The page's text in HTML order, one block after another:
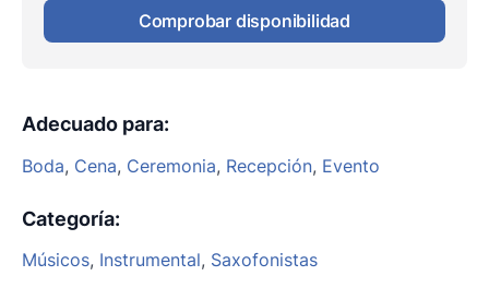
Comprobar disponibilidad
Adecuado para:
Boda, Cena, Ceremonia, Recepción, Evento
Categoría:
Músicos, Instrumental, Saxofonistas